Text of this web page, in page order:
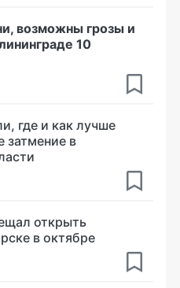
возможны грозы и
10
где и как лучше
затмение в
открыть
в октябре